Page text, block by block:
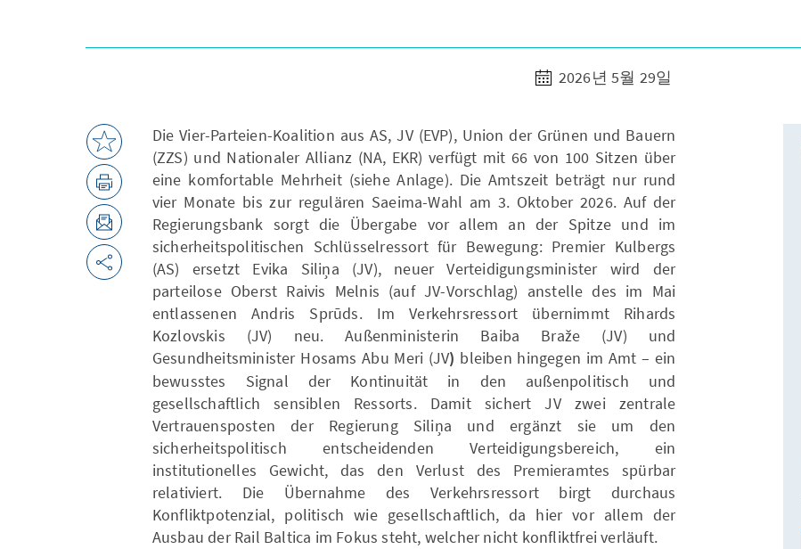
2026년 5월 29일
Die Vier-Parteien-Koalition aus AS, JV (EVP), Union der Grünen und Bauern
(ZZS) und Nationaler Allianz (NA, EKR) verfügt mit 66 von 100 Sitzen über
eine komfortable Mehrheit (siehe Anlage). Die Amtszeit beträgt nur rund
vier Monate bis zur regulären Saeima-Wahl am 3. Oktober 2026. Auf der
Regierungsbank sorgt die Übergabe vor allem an der Spitze und im
sicherheitspolitischen Schlüsselressort für Bewegung: Premier Kulbergs
(AS) ersetzt Evika Siliņa (JV), neuer Verteidigungsminister wird der
parteilose Oberst Raivis Melnis (auf JV-Vorschlag) anstelle des im Mai
entlassenen Andris Sprūds. Im Verkehrsressort übernimmt Rihards
Kozlovskis (JV) neu. Außenministerin Baiba Braže (JV) und
Gesundheitsminister Hosams Abu Meri (JV) bleiben hingegen im Amt – ein
bewusstes Signal der Kontinuität in den außenpolitisch und
gesellschaftlich sensiblen Ressorts. Damit sichert JV zwei zentrale
Vertrauensposten der Regierung Siliņa und ergänzt sie um den
sicherheitspolitisch entscheidenden Verteidigungsbereich, ein
institutionelles Gewicht, das den Verlust des Premieramtes spürbar
relativiert. Die Übernahme des Verkehrsressort birgt durchaus
Konfliktpotenzial, politisch wie gesellschaftlich, da hier vor allem der
Ausbau der Rail Baltica im Fokus steht, welcher nicht konfliktfrei verläuft.